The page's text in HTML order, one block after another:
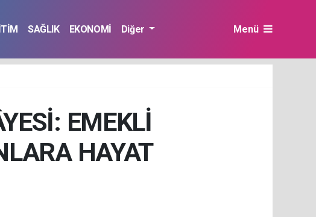
SAĞLIK EKONOMİ Diğer Menü
EMEKLİ
HAYAT